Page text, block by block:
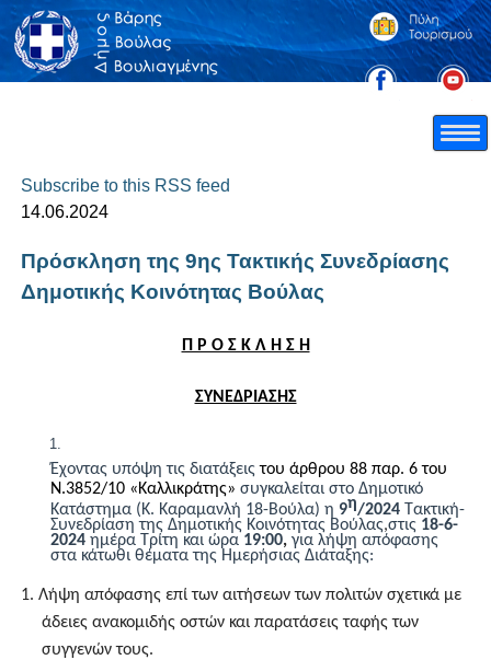
Subscribe to this RSS feed
14.06.2024
Πρόσκληση της 9ης Τακτικής Συνεδρίασης
Δημοτικής Κοινότητας Βούλας
Π Ρ Ο Σ Κ Λ Η Σ Η
ΣΥΝΕΔΡΙΑΣΗΣ
Έχοντας υπόψη τις διατάξειςτου άρθρου 88 παρ. 6 του
Ν.3852/10 «Καλλικράτης»συγκαλείται στο Δημοτικό
Κατάστημα (Κ. Καραμανλή 18-Βούλα) η 9η/2024
Τακτική-
Συνεδρίαση της Δημοτικής Κοινότητας Βούλας,στις 18-6-
2024 ημέρα Τρίτη και ώρα 19:00, για λήψη απόφασης
στα κάτωθι θέματα της Ημερήσιας Διάταξης:
1. Λήψη απόφασης επί των αιτήσεων των πολιτών σχετικά με
άδειες ανακομιδής οστών και παρατάσεις ταφής των
συγγενών τους.